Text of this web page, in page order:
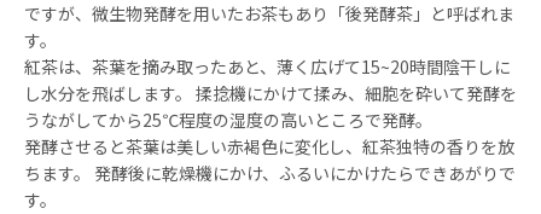
ですが、微生物発酵を用いたお茶もあり「後発酵茶」と呼ばれま
す。
紅茶は、茶葉を摘み取ったあと、薄く広げて15~20時間陰干しに
し水分を飛ばします。 揉捻機にかけて揉み、細胞を砕いて発酵を
うながしてから25℃程度の湿度の高いところで発酵。
発酵させると茶葉は美しい赤褐色に変化し、紅茶独特の香りを放
ちます。 発酵後に乾燥機にかけ、ふるいにかけたらできあがりで
す。